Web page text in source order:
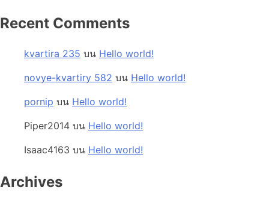
Recent Comments
kvartira 235 บน Hello world!
novye-kvartiry 582 บน Hello world!
pornip บน Hello world!
Piper2014 บน Hello world!
Isaac4163 บน Hello world!
Archives